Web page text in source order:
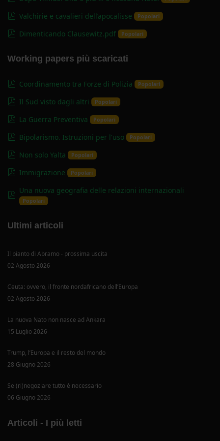
pdf
Valchirie e cavalieri dell’apocalisse Popolari
pdf
Dimenticando Clausewitz.pdf Popolari
Working papers più scaricati
pdf
Coordinamento tra Forze di Polizia Popolari
pdf
Il Sud visto dagli altri Popolari
pdf
La Guerra Preventiva Popolari
pdf
Bipolarismo. Istruzioni per l'uso Popolari
pdf
Non solo Yalta Popolari
pdf
Immigrazione Popolari
pdf
Una nuova geografia delle relazioni internazionali
Popolari
Ultimi articoli
Il pianto di Abramo - prossima uscita
02 Agosto 2026
Ceuta: ovvero, il fronte nordafricano dell’Europa
02 Agosto 2026
La nuova Nato non nasce ad Ankara
15 Luglio 2026
Trump, l’Europa e il resto del mondo
28 Giugno 2026
Se (ri)negoziare tutto è necessario
06 Giugno 2026
Articoli - I più letti